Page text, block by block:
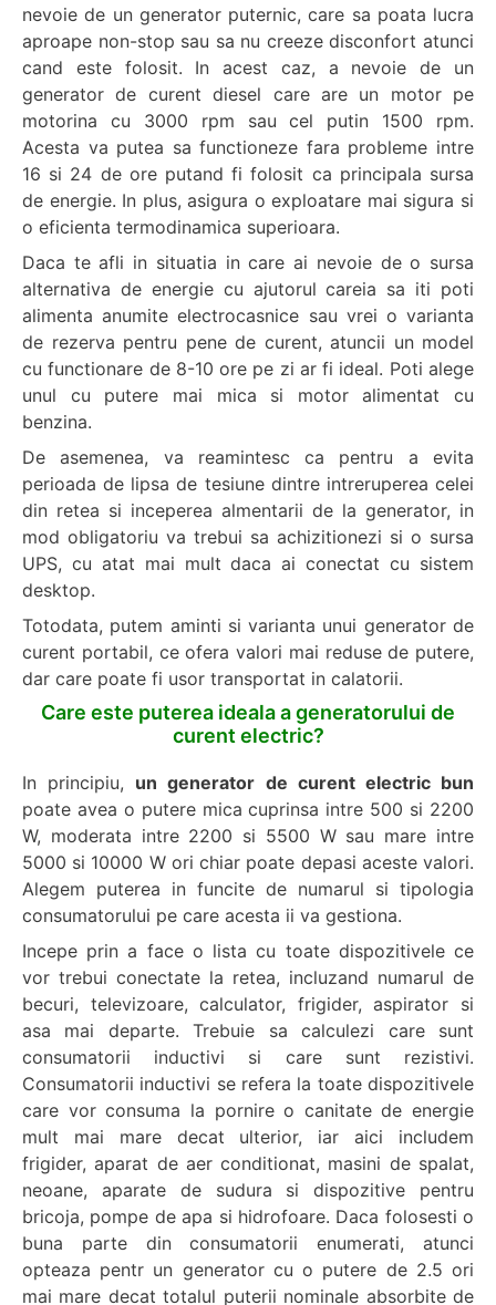
nevoie de un generator puternic, care sa poata lucra
aproape non-stop sau sa nu creeze disconfort atunci
cand este folosit. In acest caz, a nevoie de un
generator de curent diesel care are un motor pe
motorina cu 3000 rpm sau cel putin 1500 rpm.
Acesta va putea sa functioneze fara probleme intre
16 si 24 de ore putand fi folosit ca principala sursa
de energie. In plus, asigura o exploatare mai sigura si
o eficienta termodinamica superioara.
Daca te afli in situatia in care ai nevoie de o sursa
alternativa de energie cu ajutorul careia sa iti poti
alimenta anumite electrocasnice sau vrei o varianta
de rezerva pentru pene de curent, atuncii un model
cu functionare de 8-10 ore pe zi ar fi ideal. Poti alege
unul cu putere mai mica si motor alimentat cu
benzina.
De asemenea, va reamintesc ca pentru a evita
perioada de lipsa de tesiune dintre intreruperea celei
din retea si inceperea almentarii de la generator, in
mod obligatoriu va trebui sa achizitionezi si o sursa
UPS, cu atat mai mult daca ai conectat cu sistem
desktop.
Totodata, putem aminti si varianta unui generator de
curent portabil, ce ofera valori mai reduse de putere,
dar care poate fi usor transportat in calatorii.
Care este puterea ideala a generatorului de
curent electric?
In principiu, un generator de curent electric bun
poate avea o putere mica cuprinsa intre 500 si 2200
W, moderata intre 2200 si 5500 W sau mare intre
5000 si 10000 W ori chiar poate depasi aceste valori.
Alegem puterea in funcite de numarul si tipologia
consumatorului pe care acesta ii va gestiona.
Incepe prin a face o lista cu toate dispozitivele ce
vor trebui conectate la retea, incluzand numarul de
becuri, televizoare, calculator, frigider, aspirator si
asa mai departe. Trebuie sa calculezi care sunt
consumatorii inductivi si care sunt rezistivi.
Consumatorii inductivi se refera la toate dispozitivele
care vor consuma la pornire o canitate de energie
mult mai mare decat ulterior, iar aici includem
frigider, aparat de aer conditionat, masini de spalat,
neoane, aparate de sudura si dispozitive pentru
bricoja, pompe de apa si hidrofoare. Daca folosesti o
buna parte din consumatorii enumerati, atunci
opteaza pentr un generator cu o putere de 2.5 ori
mai mare decat totalul puterii nominale absorbite de